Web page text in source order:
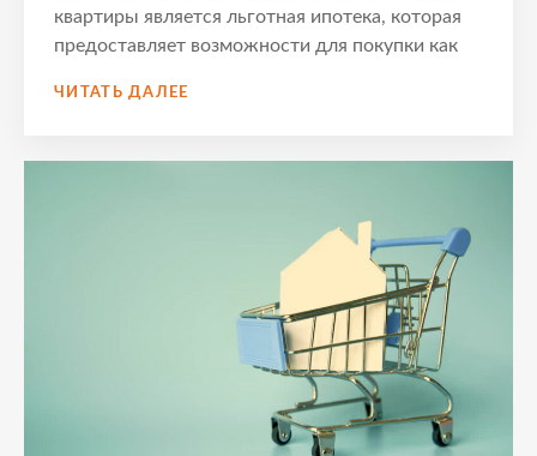
квартиры является льготная ипотека, которая
предоставляет возможности для покупки как
ЧИТАТЬ ДАЛЕЕ
КАК